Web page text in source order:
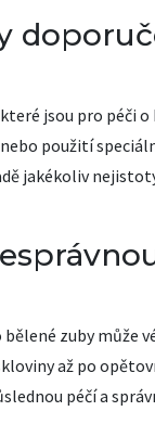
jsou pro péči
použití
jakékoliv
zuby může
až po
péčí a